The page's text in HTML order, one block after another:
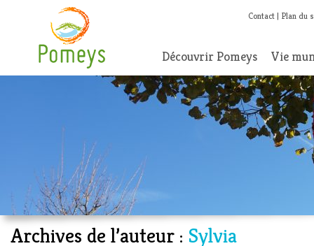
Contact Plan du
Découvrir Pomeys Vie
Archives de l’auteur : Sylvia